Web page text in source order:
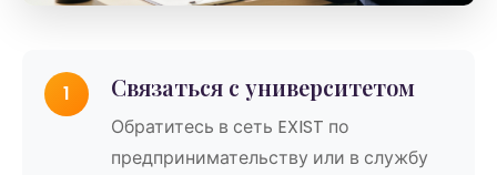
1 Связаться с университетом
Обратитесь в сеть EXIST по
предпринимательству или в службу